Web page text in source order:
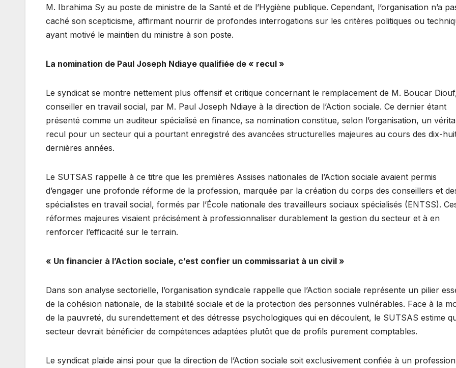
M. Ibrahima Sy au poste de ministre de la Santé et de l’Hygiène publique. Cependant, l’organisation n’a
caché son scepticisme, affirmant nourrir de profondes interrogations sur les critères politiques ou
ayant motivé le maintien du ministre à son poste.
La nomination de Paul Joseph Ndiaye qualifiée de « recul »
Le syndicat se montre nettement plus offensif et critique concernant le remplacement de M. Boucar
conseiller en travail social, par M. Paul Joseph Ndiaye à la direction de l’Action sociale. Ce dernier étant
présenté comme un auditeur spécialisé en finance, sa nomination constitue, selon l’organisation, un
recul pour un secteur qui a pourtant enregistré des avancées structurelles majeures au cours des dix-
dernières années.
Le SUTSAS rappelle à ce titre que les premières Assises nationales de l’Action sociale avaient permis
d’engager une profonde réforme de la profession, marquée par la création du corps des conseillers et
spécialistes en travail social, formés par l’École nationale des travailleurs sociaux spécialisés (ENTSS).
réformes majeures visaient précisément à professionnaliser durablement la gestion du secteur et à en
renforcer l’efficacité sur le terrain.
« Un financier à l’Action sociale, c’est confier un commissariat à un civil »
Dans son analyse sectorielle, l’organisation syndicale rappelle que l’Action sociale représente un pilier
de la cohésion nationale, de la stabilité sociale et de la protection des personnes vulnérables. Face à la
de la pauvreté, du surendettement et des détresse psychologiques qui en découlent, le SUTSAS estime
secteur devrait bénéficier de compétences adaptées plutôt que de profils purement comptables.
Le syndicat plaide ainsi pour que la direction de l’Action sociale soit exclusivement confiée à un